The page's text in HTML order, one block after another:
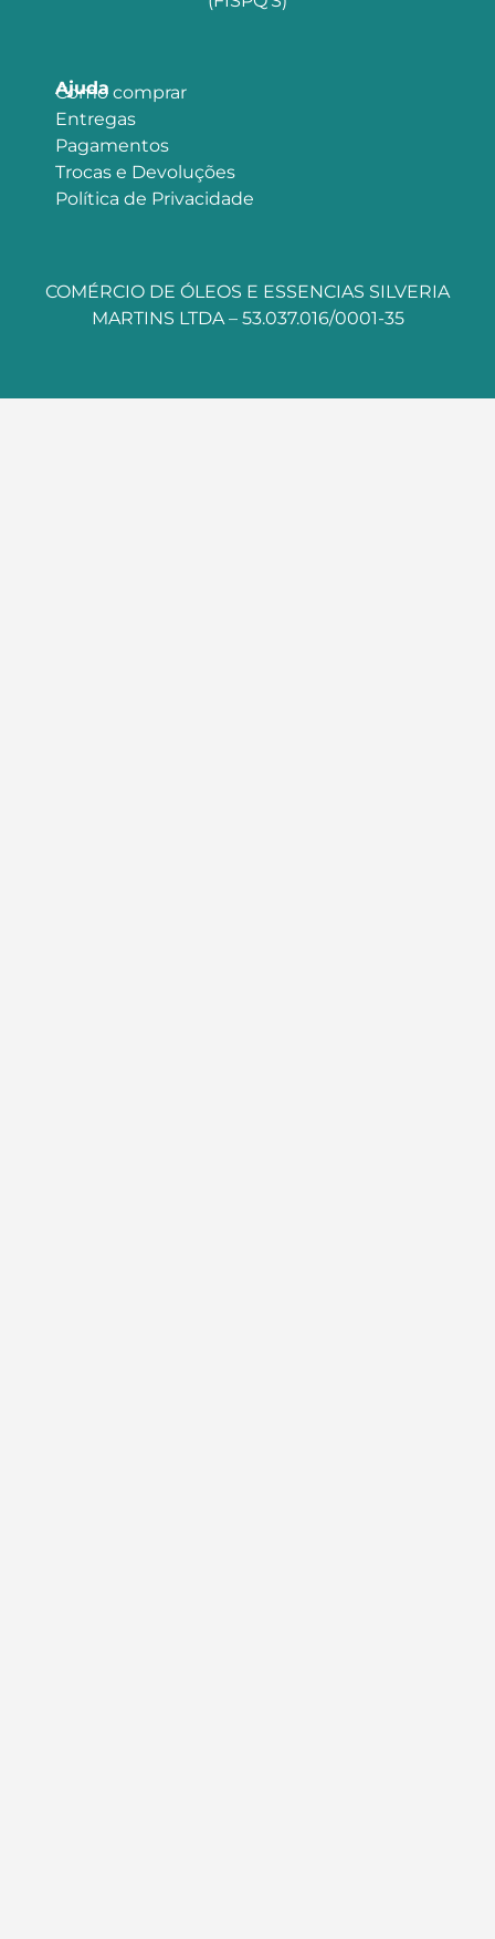
Ajuda
Como comprar
Entregas
Pagamentos
Trocas e Devoluções
Política de Privacidade
COMÉRCIO DE ÓLEOS E ESSENCIAS SILVERIA
MARTINS LTDA – 53.037.016/0001-35